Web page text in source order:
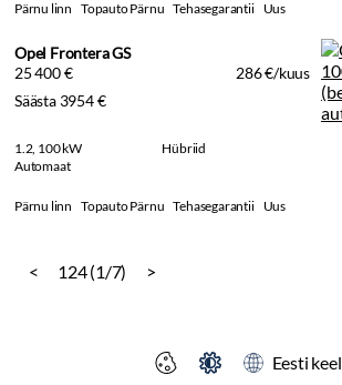
Pärnu linn Topauto Pärnu Tehasegarantii Uus
Opel Frontera GS
25 400 €
286 €/kuus
Säästa 3954 €
1.2, 100 kW
Hübriid
Automaat
Pärnu linn Topauto Pärnu Tehasegarantii Uus
< 124 (1/7) >
Eesti keel